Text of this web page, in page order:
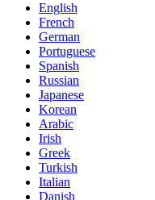
English
French
German
Portuguese
Spanish
Russian
Japanese
Korean
Arabic
Irish
Greek
Turkish
Italian
Danish